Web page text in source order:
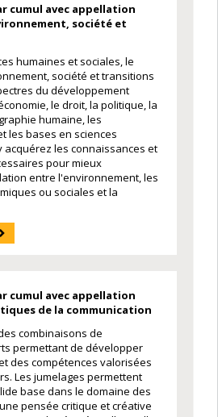
cumul avec appellation
société et
humaines et sociales, le
société et transitions
du développement
le droit, la politique, la
humaine, les
les bases en sciences
acquérez les connaissances et
pour mieux
entre l'environnement, les
ou sociales et la
cumul avec appellation
de la communication
combinaisons de
permettant de développer
des compétences valorisées
Les jumelages permettent
base dans le domaine des
pensée critique et créative